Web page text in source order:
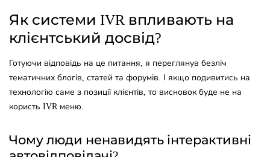
Як системи IVR впливають на
клієнтський досвід?
Готуючи відповідь на це питання, я переглянув безліч
тематичних блогів, статей та форумів. І якщо подивитись на
технологію саме з позиції клієнтів, то висновок буде не на
користь IVR меню.
Чому люди ненавидять інтерактивні